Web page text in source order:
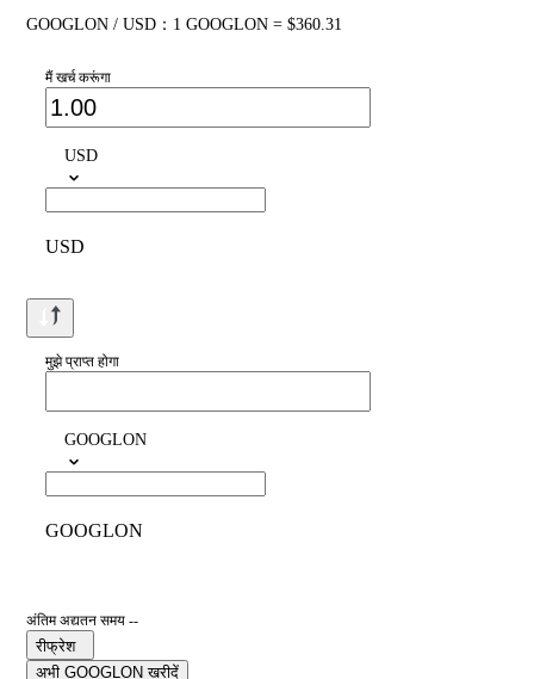
GOOGLON / USD：1 GOOGLON = $360.31
मैं खर्च करूंगा
USD
USD
मुझे प्राप्त होगा
GOOGLON
GOOGLON
अंतिम अद्यतन समय --
रीफ्रेश
अभी GOOGLON खरीदें